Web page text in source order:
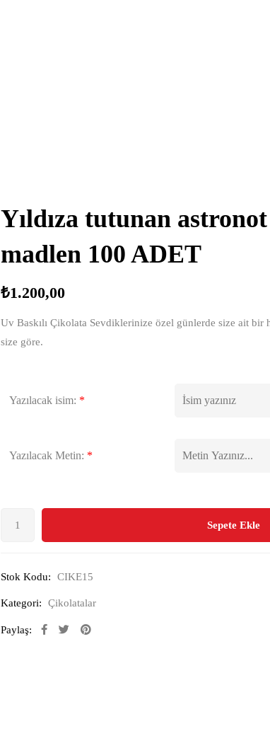
Yıldıza tutunan
madlen 100 ADET
₺1.200,00
Uv Baskılı Çikolata Sevdiklerinize özel günlerde size ait bir
size göre.
Yazılacak isim: *
Yazılacak Metin: *
Sepete Ekle
Stok Kodu: CIKE15
Kategori: Çikolatalar
Paylaş: